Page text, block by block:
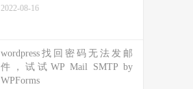
2022-08-16
wordpress找回密码无法发邮
件，试试WP Mail SMTP by
WPForms